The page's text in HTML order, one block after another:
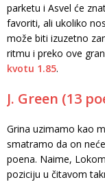
parketu i Asvel će
favoriti, ali ukoliko
može biti izuzetno
ritmu i preko ove
kvotu 1.85.
J. Green (13
Grina uzimamo kao
smatramo da on
poena. Naime,
poziciju u čitavom